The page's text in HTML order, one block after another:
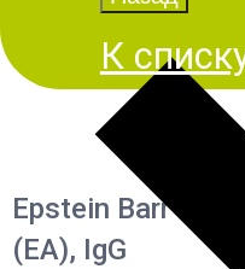
К
Epstein Barr
(EA), IgG